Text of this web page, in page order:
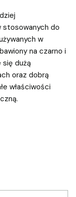
stosowanych do
w
na czarno i
się dużą
oraz dobrą
właściwości